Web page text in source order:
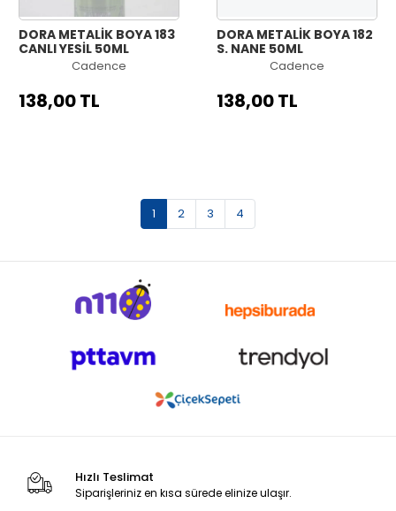
DORA METALİK BOYA 183
CANLI YEŞİL 50ML
Cadence
138,00 TL
DORA METALİK BOYA 182
S. NANE 50ML
Cadence
138,00 TL
1 2 3 4
Hızlı Teslimat
Siparişleriniz en kısa sürede elinize ulaşır.